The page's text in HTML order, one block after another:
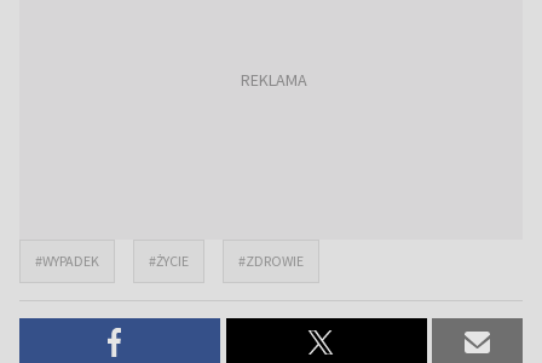
#WYPADEK #ŻYCIE #ZDROWIE